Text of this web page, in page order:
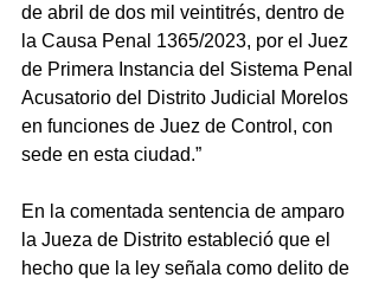
de abril de dos mil veintitrés, dentro de
la Causa Penal 1365/2023, por el Juez
de Primera Instancia del Sistema Penal
Acusatorio del Distrito Judicial Morelos
en funciones de Juez de Control, con
sede en esta ciudad.”
En la comentada sentencia de amparo
la Jueza de Distrito estableció que el
hecho que la ley señala como delito de